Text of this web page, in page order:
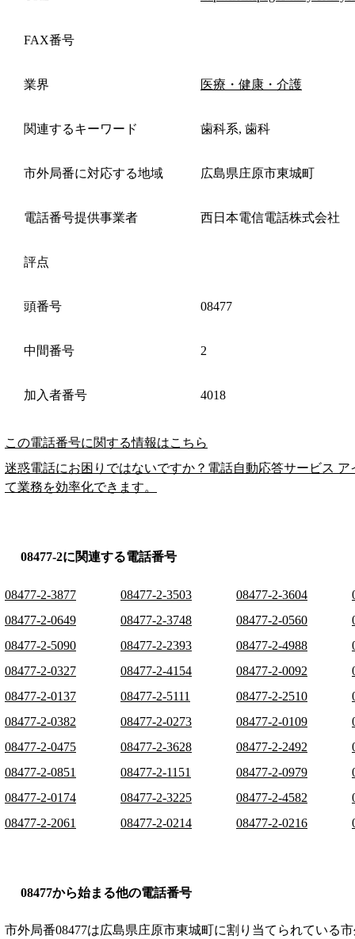
FAX番号
業界 医療・健康・介護
関連するキーワード 歯科系, 歯科
市外局番に対応する地域 広島県庄原市東城町
電話番号提供事業者 西日本電信電話株式会社
評点
頭番号 08477
中間番号 2
加入者番号 4018
この電話番号に関する情報はこちら
迷惑電話にお困りではないですか？電話自動応答サービス
て業務を効率化できます。
08477-2に関連する電話番号
08477-2-3877 08477-2-3503 08477-2-3604
08477-2-0649
08477-2-3748 08477-2-0560
08477-2-5090
08477-2-2393 08477-2-4988
08477-2-0327
08477-2-4154 08477-2-0092
08477-2-0137
08477-2-5111 08477-2-2510
08477-2-0382
08477-2-0273 08477-2-0109
08477-2-0475
08477-2-3628 08477-2-2492
08477-2-0851
08477-2-1151 08477-2-0979
08477-2-0174
08477-2-3225 08477-2-4582
08477-2-2061
08477-2-0214 08477-2-0216
08477から始まる他の電話番号
市外局番08477は広島県庄原市東城町に割り当てられている